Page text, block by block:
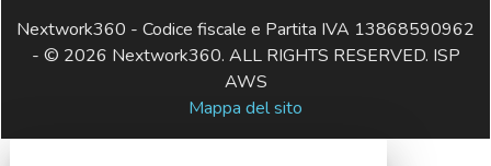
Nextwork360 - Codice fiscale e Partita IVA 13868590962
- © 2026 Nextwork360. ALL RIGHTS RESERVED. ISP
AWS
Mappa del sito